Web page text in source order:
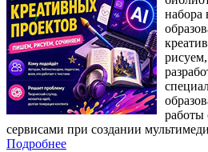
набора
работы
сервисами при создании
Подробнее